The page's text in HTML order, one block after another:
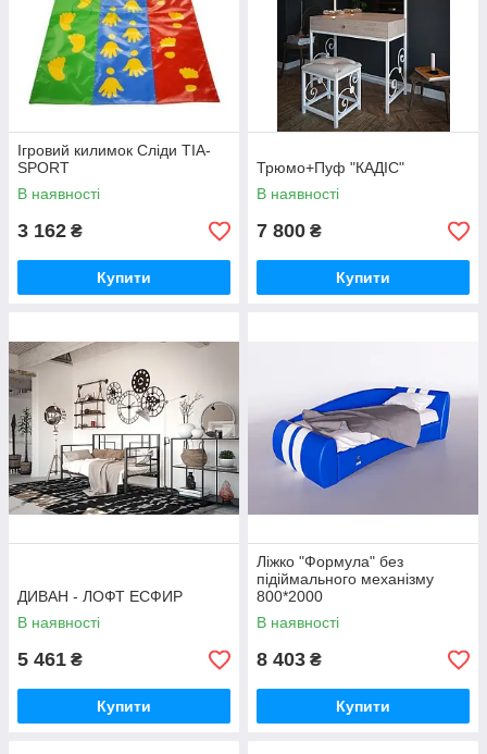
Ігровий килимок Сліди TIA-
SPORT
В наявності
3 162 ₴
Купити
Трюмо+Пуф "КАДІС"
В наявності
7 800 ₴
Купити
ДИВАН - ЛОФТ ЕСФИР
В наявності
5 461 ₴
Купити
Ліжко "Формула" без
підіймального механізму
800*2000
В наявності
8 403 ₴
Купити